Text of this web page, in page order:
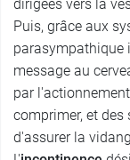
dirigées vers la
Puis, grâce aux
parasympathique
message au
par
comprimer, et
d'assurer la